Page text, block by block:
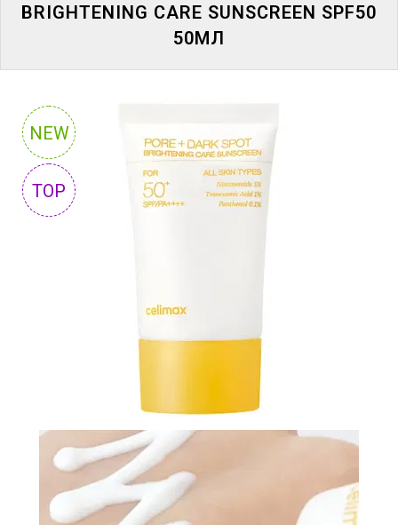
M
БРЕНДЫ
N-
V
КОНТАКТЫ
ОТЗЫВЫ
МАГАЗИНЕ
БЛОГ
BRIGHTENING CARE SUNSCREEN SPF50
50МЛ
NEW
TOP